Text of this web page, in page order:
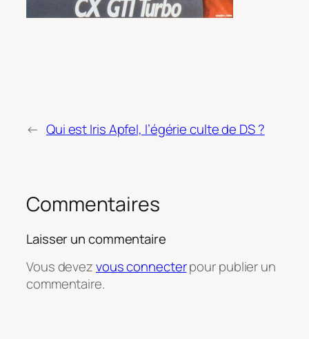
← Qui est Iris Apfel, l’égérie culte de DS ?
Commentaires
Laisser un commentaire
Vous devezvous connecterpour publier un
commentaire.